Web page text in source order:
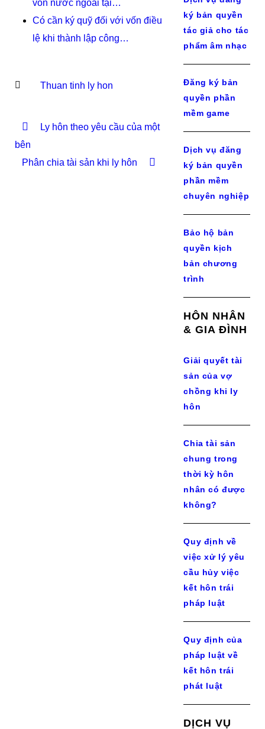
vốn nước ngoài tại…
Có cần ký quỹ đối với vốn điều
lệ khi thành lập công…
Thuan tinh ly hon
Ly hôn theo yêu cầu của một
bên
Phân chia tài sản khi ly hôn
ký bản quyền
tác giả cho tác
phẩm âm nhạc
Đăng ký bản
quyền phần
mềm game
Dịch vụ đăng
ký bản quyền
phần mềm
chuyên nghiệp
Bảo hộ bản
quyền kịch
bản chương
trình
HÔN NHÂN
& GIA ĐÌNH
Giải quyết tài
sản của vợ
chồng khi ly
hôn
Chia tài sản
chung trong
thời kỳ hôn
nhân có được
không?
Quy định về
việc xử lý yêu
cầu hủy việc
kết hôn trái
pháp luật
Quy định của
pháp luật về
kết hôn trái
phát luật
DỊCH VỤ